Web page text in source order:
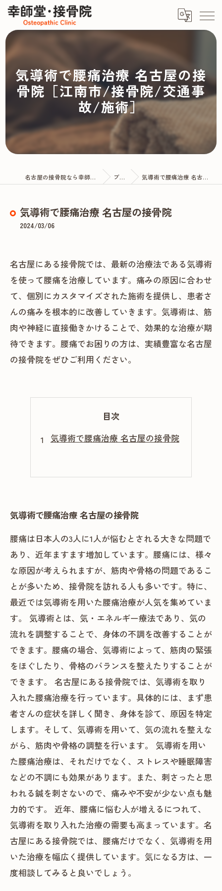
気導術で腰痛治療 名古屋の接
骨院［江南市/接骨院/交通事
故/施術］
名古屋の接骨院なら幸師堂・接骨院 ブログ 気導術で腰痛治療 名古屋の接骨院
気導術で腰痛治療 名古屋の接骨院
2024/03/06
名古屋にある接骨院では、最新の治療法である気導術
を使って腰痛を治療しています。痛みの原因に合わせ
て、個別にカスタマイズされた施術を提供し、患者さ
んの痛みを根本的に改善していきます。気導術は、筋
肉や神経に直接働きかけることで、効果的な治療が期
待できます。腰痛でお困りの方は、実績豊富な名古屋
の接骨院をぜひご利用ください。
目次
気導術で腰痛治療 名古屋の接骨院
気導術で腰痛治療 名古屋の接骨院
腰痛は日本人の3人に1人が悩むとされる大きな問題で
あり、近年ますます増加しています。腰痛には、様々
な原因が考えられますが、筋肉や骨格の問題であるこ
とが多いため、接骨院を訪れる人も多いです。特に、
最近では気導術を用いた腰痛治療が人気を集めていま
す。 気導術とは、気・エネルギー療法であり、気の
流れを調整することで、身体の不調を改善することが
できます。腰痛の場合、気導術によって、筋肉の緊張
をほぐしたり、骨格のバランスを整えたりすることが
できます。 名古屋にある接骨院では、気導術を取り
入れた腰痛治療を行っています。具体的には、まず患
者さんの症状を詳しく聞き、身体を診て、原因を特定
します。そして、気導術を用いて、気の流れを整えな
がら、筋肉や骨格の調整を行います。 気導術を用い
た腰痛治療は、それだけでなく、ストレスや睡眠障害
などの不調にも効果があります。また、刺さったと思
われる鍼を刺さないので、痛みや不安が少ない点も魅
力的です。 近年、腰痛に悩む人が増えるにつれて、
気導術を取り入れた治療の需要も高まっています。名
古屋にある接骨院では、腰痛だけでなく、気導術を用
いた治療を幅広く提供しています。気になる方は、一
度相談してみると良いでしょう。